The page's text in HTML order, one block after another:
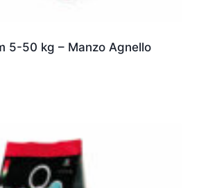
5-50 kg – Manzo Agnello